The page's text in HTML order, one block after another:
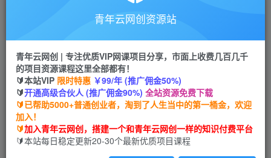
搭建同款网站，自己当老板
首页 创业课程 会员专属 正文
（6712期）微博引流微信日200人
青年云网创 关注 私信
2015 55
青年云网创资源站
青年云网创 | 专注优质VIP网课项目分享，市面上收费几百几千
的项目资源课程这里全部都有！
🔰本站VIP 限时特惠 ￥99/年 (推广佣金50%)
🔰开通高级合伙人 (推广佣金90%) 全站资源免费下载
🔰已帮助5000+普通创业者，淘到了人生当中的第一桶金，欢迎
加入！
🔰加入青年云网创，搭建一个和青年云网创一样的知识付费平台
🔰本站每日稳定更新20-30个最新优质项目课程